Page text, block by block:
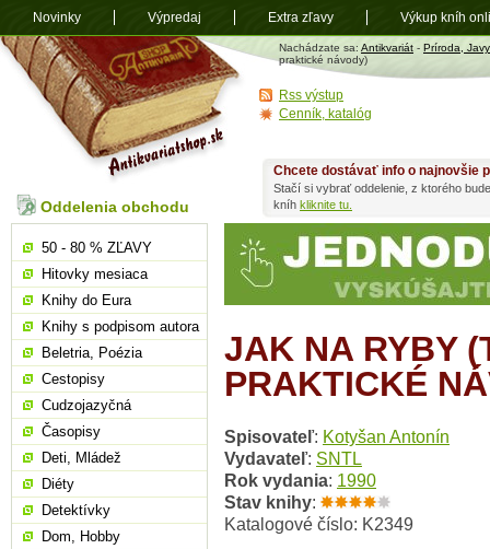
Antikvariát
shop.sk
Nachádzate sa: Antikvariát - Príroda, Javy
praktické návody)
JAK NA RYBY
PRAKTICKÉ
Spisovateľ: Kotyšan Antonín
Vydavateľ: SNTL
Rok vydania: 1990
Stav knihy:
Katalogové číslo: K2349
Chcete dostávať info o najnovšie
Stačí si vybrať oddelenie, z ktorého
kníh kliknite tu.
Oddelenia obchodu
50 - 80 % ZĽAVY
Hitovky mesiaca
Knihy do Eura
Knihy s podpisom autora
Beletria, Poézia
Cestopisy
Cudzojazyčná
Časopisy
Deti, Mládež
Diéty
Detektívky
Dom, Hobby
Rss výstup
Cenník, katalóg
Novinky Výpredaj Extra zľavy Výkup kníh